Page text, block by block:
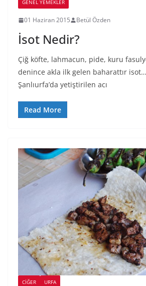
GENEL YEMEKLER
01 Haziran 2015 Betül Özden
İsot Nedir?
Çiğ köfte, lahmacun, pide, kuru
denince akla ilk gelen baharattır
Şanlıurfa’da yetiştirilen acı
Read More
CIĞER URFA